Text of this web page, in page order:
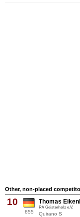
Other, non-placed
10
855
Thomas
RV Geisterholz e.V.
Quirano S